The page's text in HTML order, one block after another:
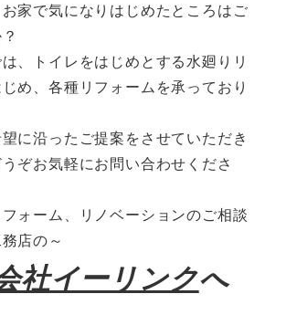
家で気になりはじめたところはご
、トイレをはじめとする水廻りリ
め、各種リフォームを承っており
に沿ったご提案をさせていただき
ぞお気軽にお問い合わせくださ
ォーム、リノベーションのご相談
店の～
社イーリンクへ